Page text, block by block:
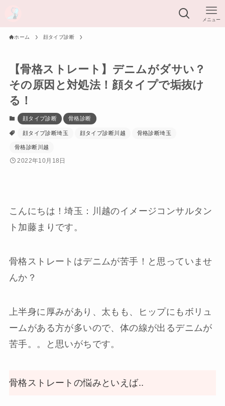
メニュー
ホーム 顔タイプ診断
【骨格ストレート】デニムがダサい？
その原因と対処法！顔タイプで垢抜け
る！
顔タイプ診断 骨格診断
顔タイプ診断埼玉 顔タイプ診断川越 骨格診断埼玉
骨格診断川越
2022年10月18日
こんにちは！埼玉：川越のイメージコンサルタン
ト加藤まりです。
骨格ストレートはデニムが苦手！と思っていませ
んか？
上半身に厚みがあり、太もも、ヒップにもボリュ
ームがある方が多いので、体の線が出るデニムが
苦手。。と思いがちです。
骨格ストレートの悩みといえば..